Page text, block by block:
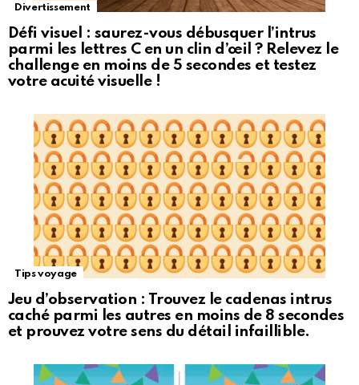
Divertissement
Défi visuel : saurez-vous débusquer l’intrus
parmi les lettres C en un clin d’œil ? Relevez le
challenge en moins de 5 secondes et testez
votre acuité visuelle !
Tips voyage
Jeu d’observation : Trouvez le cadenas intrus
caché parmi les autres en moins de 8 secondes
et prouvez votre sens du détail infaillible.